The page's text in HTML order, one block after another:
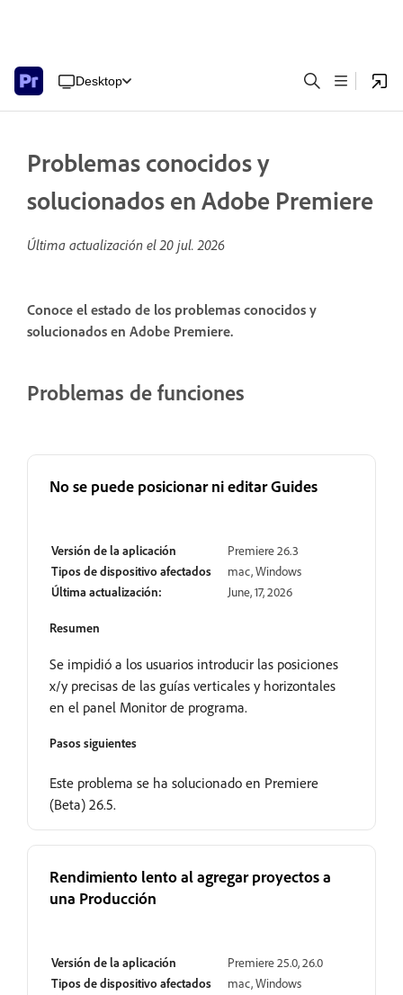
Desktop
Problemas conocidos y
solucionados en Adobe Premiere
Última actualización el20 jul. 2026
Conoce el estado de los problemas conocidos y
solucionados en Adobe Premiere.
Problemas de funciones
No se puede posicionar ni editar Guides
Versión de la aplicación
Premiere 26.3
Tipos de dispositivo afectados
mac, Windows
Última actualización:
June, 17, 2026
Resumen
Se impidió a los usuarios introducir las posiciones
x/y precisas de las guías verticales y horizontales
en el panel Monitor de programa.
Pasos siguientes
Este problema se ha solucionado en Premiere
(Beta) 26.5.
Rendimiento lento al agregar proyectos a
una Producción
Versión de la aplicación
Premiere 25.0, 26.0
Tipos de dispositivo afectados
mac, Windows